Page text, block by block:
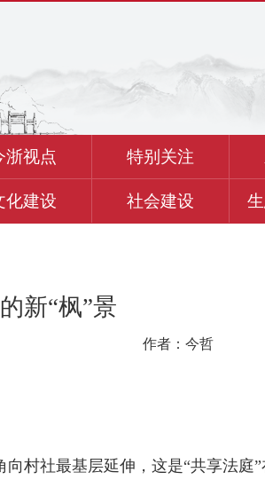
浙视点 特别关注
化建设 社会建设
新“枫”景
作者：今哲
村社最基层延伸，这是“共享法庭